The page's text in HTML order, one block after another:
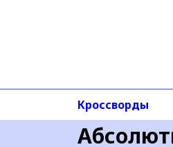
Кроссворды